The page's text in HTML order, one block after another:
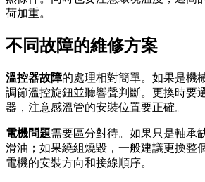
荷加重。
不同故障的維修方案
溫控器故障的處理相對簡單。如果是機
調節溫控旋鈕並聽響聲判斷。更換時要
器，注意感溫管的安裝位置要正確。
電機問題需要區分對待。如果只是軸承
滑油；如果繞組燒毀，一般建議更換整
電機的安裝方向和接線順序。